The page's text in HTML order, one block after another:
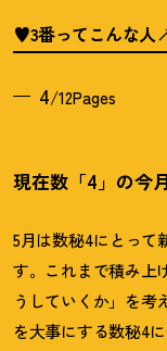
♥3番ってこんな人
4/12Pages
現在数「4」の今
5月は数秘4にとって
す。これまで積み上
うしていくか」を考
を大事にする数秘4